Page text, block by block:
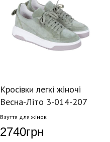
Кросівки легкі жіночі
Весна-Літо 3-014-207
Взуття для жінок
2740грн